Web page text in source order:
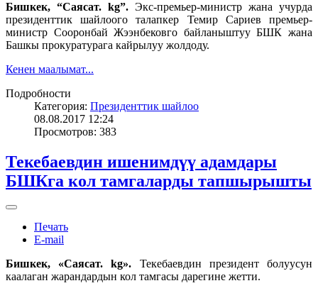
Бишкек, “Саясат. kg”. Экс-премьер-министр жана учурда
президенттик шайлоого талапкер Темир Сариев премьер-
министр Сооронбай Жээнбековго байланыштуу БШК жана
Башкы прокуратурага кайрылуу жолдоду.
Кенен маалымат...
Подробности
Категория: Президенттик шайлоо
08.08.2017 12:24
Просмотров: 383
Текебаевдин ишенимдүү адамдары
БШКга кол тамгаларды тапшырышты
Печать
E-mail
Бишкек, «Саясат. kg». Текебаевдин президент болуусун
каалаган жарандардын кол тамгасы дарегине жетти.